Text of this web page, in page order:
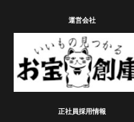
運営会社
正社員採用情報